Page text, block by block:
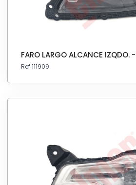
FARO LARGO ALCANCE
Ref 111909